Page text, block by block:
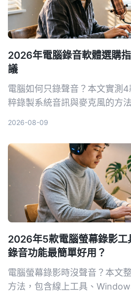
2026年電腦錄音軟體選購
議
電腦如何只錄聲音？本文實測
粹錄製系統音訊與麥克風的方
2026-08-09
2026年5款電腦螢幕錄影工
錄音功能最簡單好用？
電腦螢幕錄影時沒聲音？本文
方法，包含線上工具、